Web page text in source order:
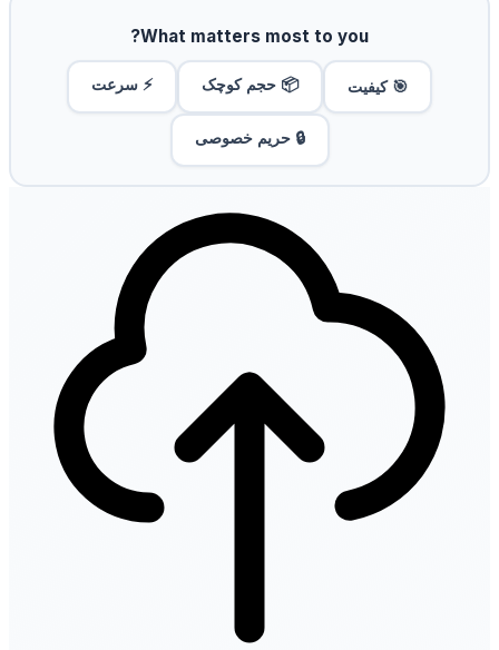
What matters most to you?
🎯 کیفیت 📦 حجم کوچک ⚡ سرعت
🔒 حریم خصوصی